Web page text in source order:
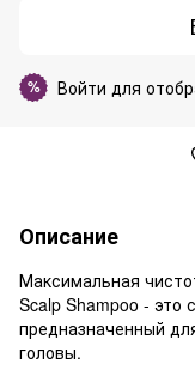
% Войти для
Описание
Максимальная
Scalp Shampoo - это
предназначенный
головы.